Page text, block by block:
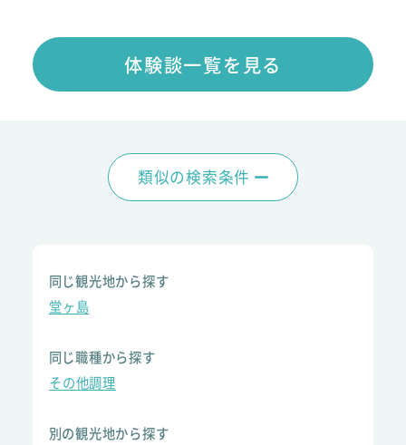
体験談一覧を見る
類似の検索条件
同じ観光地から探す
堂ヶ島
同じ職種から探す
その他調理
別の観光地から探す